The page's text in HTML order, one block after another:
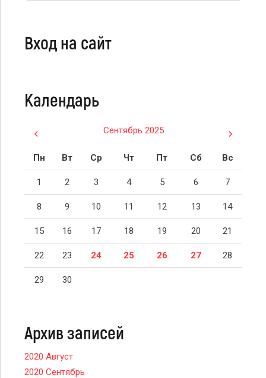
Вход на сайт
Календарь
Сентябрь 2025
Пн Вт Ср Чт Пт Сб Вс
1 2 3 4 5 6 7
8 9 10 11 12 13 14
15 16 17 18 19 20 21
22 23 24 25 26 27 28
29 30
Архив записей
2020 Август
2020 Сентябрь